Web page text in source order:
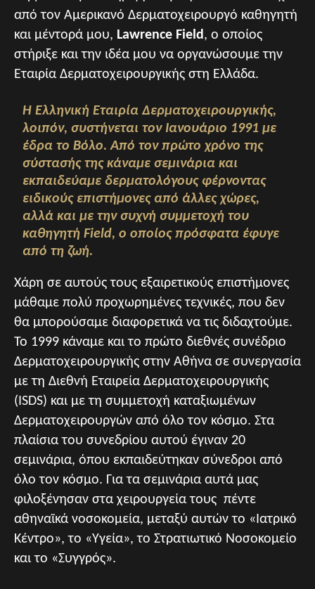
από τον Αμερικανό Δερματοχειρουργό καθηγητή
και μέντορά μου, Lawrence Field, ο οποίος
στήριξε και την ιδέα μου να οργανώσουμε την
Εταιρία Δερματοχειρουργικής στη Ελλάδα.
Η Ελληνική Εταιρία Δερματοχειρουργικής,
λοιπόν, συστήνεται τον Ιανουάριο 1991 με
έδρα το Βόλο. Από τον πρώτο χρόνο της
σύστασής της κάναμε σεμινάρια και
εκπαιδεύαμε δερματολόγους φέρνοντας
ειδικούς επιστήμονες από άλλες χώρες,
αλλά και με την συχνή συμμετοχή του
καθηγητή Field, ο οποίος πρόσφατα έφυγε
από τη ζωή.
Χάρη σε αυτούς τους εξαιρετικούς επιστήμονες
μάθαμε πολύ προχωρημένες τεχνικές, που δεν
θα μπορούσαμε διαφορετικά να τις διδαχτούμε.
Το 1999 κάναμε και το πρώτο διεθνές συνέδριο
Δερματοχειρουργικής στην Αθήνα σε συνεργασία
με τη Διεθνή Εταιρεία Δερματοχειρουργικής
(ISDS) και με τη συμμετοχή καταξιωμένων
Δερματοχειρουργών από όλο τον κόσμο. Στα
πλαίσια του συνεδρίου αυτού έγιναν 20
σεμινάρια, όπου εκπαιδεύτηκαν σύνεδροι από
όλο τον κόσμο. Για τα σεμινάρια αυτά μας
φιλοξένησαν στα χειρουργεία τους πέντε
αθηναϊκά νοσοκομεία, μεταξύ αυτών το «Ιατρικό
Κέντρο», το «Υγεία», το Στρατιωτικό Νοσοκομείο
και το «Συγγρός».